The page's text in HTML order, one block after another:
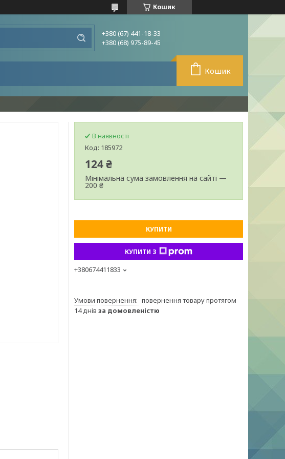
Кошик
+380 (67) 441-18-33
+380 (68) 975-89-45
Кошик
В наявності
Код: 185972
124 ₴
Мінімальна сума замовлення на сайті —
200 ₴
КУПИТИ
КУПИТИ З
+380674411833
повернення товару протягом
14 днів за домовленістю